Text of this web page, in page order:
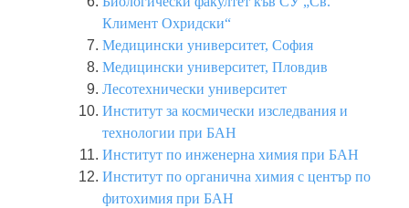
Климент Охридски“
Медицински университет, София
Медицински университет, Пловдив
Лесотехнически университет
Институт за космически изследвания и
технологии при БАН
Институт по инженерна химия при БАН
Институт по органична химия с център по
фитохимия при БАН